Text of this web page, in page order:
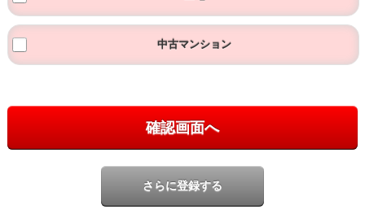
中古マンション
確認画面へ